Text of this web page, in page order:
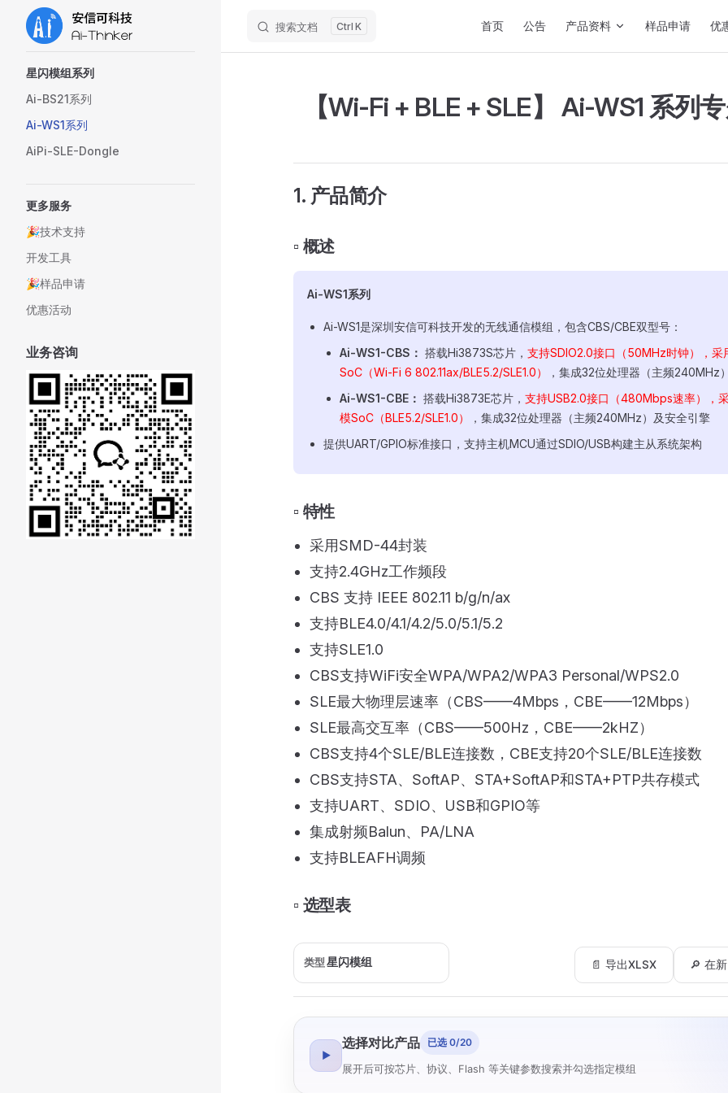
Skip to content 搜索文档 K 首页 公告 产品资料 样品申请 优
星闪模组系列
Ai-BS21系列
Ai-WS1系列
AiPi-SLE-Dongle
更多服务
🎉技术支持
开发工具
🎉样品申请
优惠活动
业务咨询
【Wi-Fi + BLE + SLE】 Ai-WS1 系列
1. 产品简介
▫️ 概述
Ai-WS1系列
Ai-WS1是深圳安信可科技开发的无线通信模组，包含CBS/CBE双型号：
Ai-WS1-CBS： 搭载Hi3873S芯片， 支持SDIO2.0接口（50MHz时钟），采
SoC（Wi-Fi 6 802.11ax/BLE5.2/SLE1.0）
，集成32位处理器（主频240MHz
Ai-WS1-CBE： 搭载Hi3873E芯片， 支持USB2.0接口（480Mbps速率），
模SoC（BLE5.2/SLE1.0）
，集成32位处理器（主频240MHz）及安全引擎
提供UART/GPIO标准接口，支持主机MCU通过SDIO/USB构建主从系统架构
▫️ 特性
采用SMD-44封装
支持2.4GHz工作频段
CBS 支持 IEEE 802.11 b/g/n/ax
支持BLE4.0/4.1/4.2/5.0/5.1/5.2
支持SLE1.0
CBS支持WiFi安全WPA/WPA2/WPA3 Personal/WPS2.0
SLE最大物理层速率（CBS——4Mbps，CBE——12Mbps）
SLE最高交互率（CBS——500Hz，CBE——2kHZ）
CBS支持4个SLE/BLE连接数，CBE支持20个SLE/BLE连接数
CBS支持STA、SoftAP、STA+SoftAP和STA+PTP共存模式
支持UART、SDIO、USB和GPIO等
集成射频Balun、PA/LNA
支持BLEAFH调频
▫️ 选型表
类型 📄 导出XLSX 🔎 在
▶
选择对比产品 已选 0/20
展开后可按芯片、协议、Flash 等关键参数搜索并勾选指定模组